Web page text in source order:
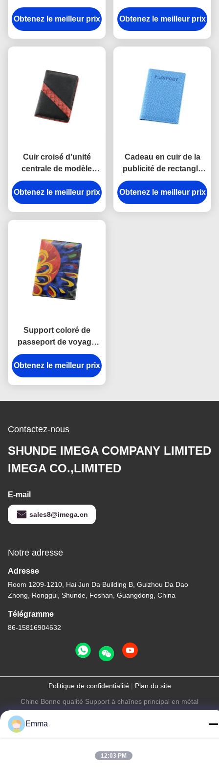
centrale de modèle de
voyage de passeport de
rectangle croisé de
Obtenez le meilleur prix
Personalised Passport
Wallet de relief par cuir
de passeport d'unité
Obtenez le meilleur prix
Cuir croisé d'unité
centrale de modèle
personnalisé par
support noir de
passeport de voyage
Obtenez le meilleur prix
Cadeau en cuir de la
publicité de rectangle
de femmes de support
de passeport d'unité
centrale d'armure
Obtenez le meilleur prix
Support coloré de
passeport de voyage
imprimant le portefeuille
de couverture de
passeport personnalisé
Obtenez le meilleur prix
Contactez-nous
SHUNDE IMEGA COMPANY LIMITED
IMEGA CO.,LIMITED
E-mail
sales8@imega.cn
Notre adresse
Adresse
Room 1209-1210, Hai Jun Da Building B, Guizhou Da Dao
Zhong, Ronggui, Shunde, Foshan, Guangdong, China
Télégramme
86-15816904632
Politique de confidentialité| Plan du site
Chine Bonne qualité Support à chaînes principal en métal
LIMITED IMEGA CO.,LIMITED . Tous droits réservés.
Emma
12:03 PM